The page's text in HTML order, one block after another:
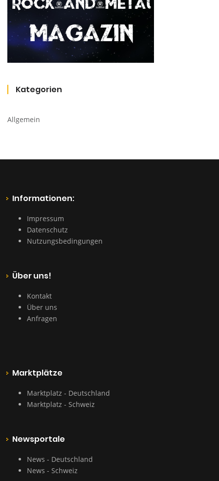
Kategorien
Allgemein
Informationen:
Impressum
Datenschutz
Nutzungsbedingungen
Über uns!
Kontakt
Über uns
Anfragen
Marktplätze
Marktplatz - Deutschland
Marktplatz - Schweiz
Newsportale
News - Deutschland
News - Schweiz